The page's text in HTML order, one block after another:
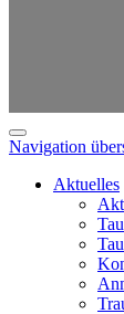
Navigation
Aktuelles